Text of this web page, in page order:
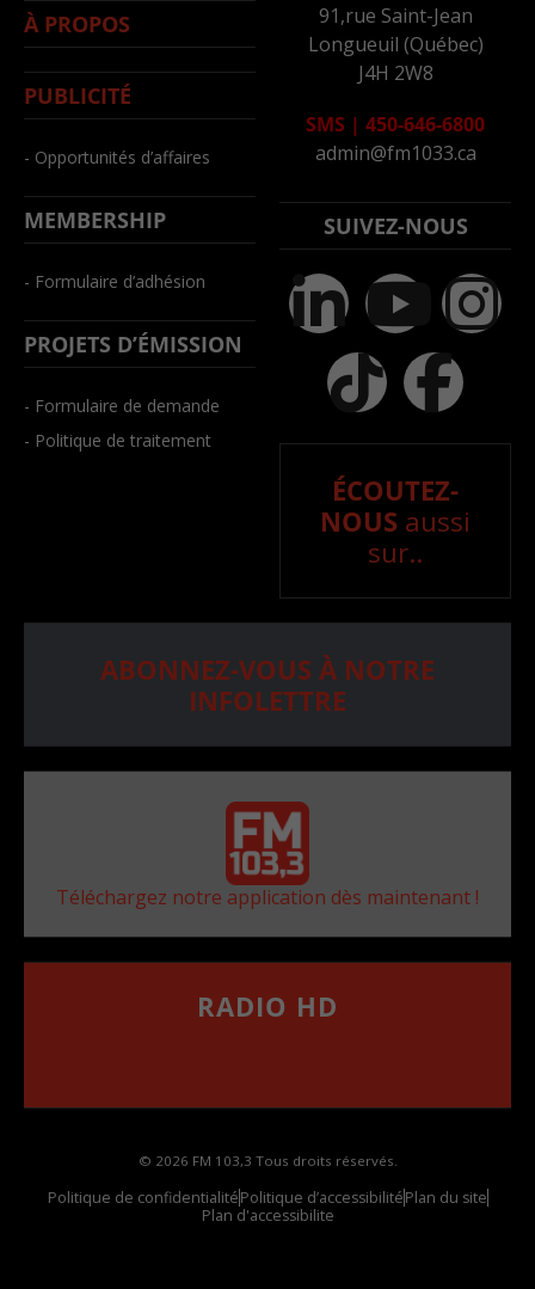
À PROPOS
PUBLICITÉ
- Opportunités d’affaires
MEMBERSHIP
- Formulaire d’adhésion
PROJETS D’ÉMISSION
- Formulaire de demande
- Politique de traitement
91,rue Saint-Jean
Longueuil (Québec)
J4H 2W8
SMS | 450-646-6800
admin@fm1033.ca
SUIVEZ-NOUS
ÉCOUTEZ-
NOUS aussi
sur..
ABONNEZ-VOUS À NOTRE
INFOLETTRE
Téléchargez notre application dès maintenant !
RADIO HD
© 2026 FM 103,3 Tous droits réservés.
Politique de confidentialitéPolitique d’accessibilitéPlan du site
Plan d'accessibilite